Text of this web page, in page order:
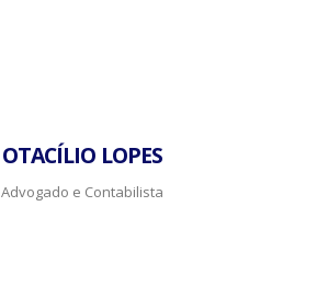
OTACÍLIO LOPES
Advogado e Contabilista